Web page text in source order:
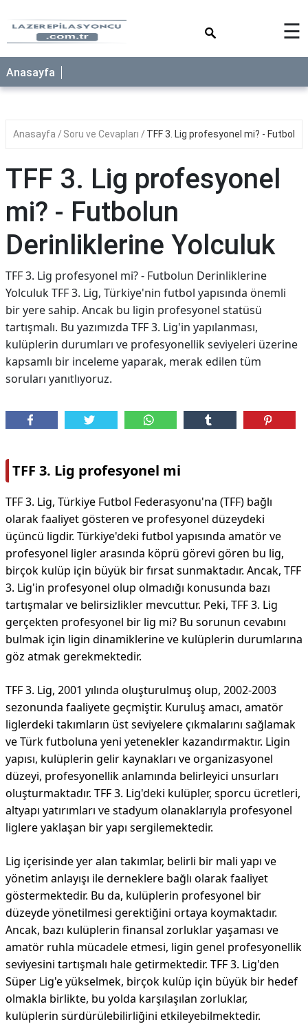
☰
Anasayfa
Anasayfa Soru ve Cevapları TFF 3. Lig profesyonel mi? -
TFF 3. Lig profesyonel
mi? - Futbolun
Derinliklerine Yolculuk
TFF 3. Lig profesyonel mi? - Futbolun Derinliklerine
Yolculuk TFF 3. Lig, Türkiye'nin futbol yapısında önemli
bir yere sahip. Ancak bu ligin profesyonel statüsü
tartışmalı. Bu yazımızda TFF 3. Lig'in yapılanması,
kulüplerin durumları ve profesyonellik seviyeleri üzerine
kapsamlı bir inceleme yaparak, merak edilen tüm
soruları yanıtlıyoruz.
TFF 3. Lig profesyonel mi
TFF 3. Lig, Türkiye Futbol Federasyonu'na (TFF) bağlı
olarak faaliyet gösteren ve profesyonel düzeydeki
üçüncü ligdir. Türkiye'deki futbol yapısında amatör ve
profesyonel ligler arasında köprü görevi gören bu lig,
birçok kulüp için büyük bir fırsat sunmaktadır. Ancak, TFF
3. Lig'in profesyonel olup olmadığı konusunda bazı
tartışmalar ve belirsizlikler mevcuttur. Peki, TFF 3. Lig
gerçekten profesyonel bir lig mi? Bu sorunun cevabını
bulmak için ligin dinamiklerine ve kulüplerin durumlarına
göz atmak gerekmektedir.
TFF 3. Lig, 2001 yılında oluşturulmuş olup, 2002-2003
sezonunda faaliyete geçmiştir. Kuruluş amacı, amatör
liglerdeki takımların üst seviyelere çıkmalarını sağlamak
ve Türk futboluna yeni yetenekler kazandırmaktır. Ligin
yapısı, kulüplerin gelir kaynakları ve organizasyonel
düzeyi, profesyonellik anlamında belirleyici unsurları
oluşturmaktadır. TFF 3. Lig'deki kulüpler, sporcu ücretleri,
altyapı yatırımları ve stadyum olanaklarıyla profesyonel
liglere yaklaşan bir yapı sergilemektedir.
Lig içerisinde yer alan takımlar, belirli bir mali yapı ve
yönetim anlayışı ile derneklere bağlı olarak faaliyet
göstermektedir. Bu da, kulüplerin profesyonel bir
düzeyde yönetilmesi gerektiğini ortaya koymaktadır.
Ancak, bazı kulüplerin finansal zorluklar yaşaması ve
amatör ruhla mücadele etmesi, ligin genel profesyonellik
seviyesini tartışmalı hale getirmektedir. TFF 3. Lig'den
Süper Lig'e yükselmek, birçok kulüp için büyük bir hedef
olmakla birlikte, bu yolda karşılaşılan zorluklar,
kulüplerin sürdürülebilirliğini etkileyebilmektedir.